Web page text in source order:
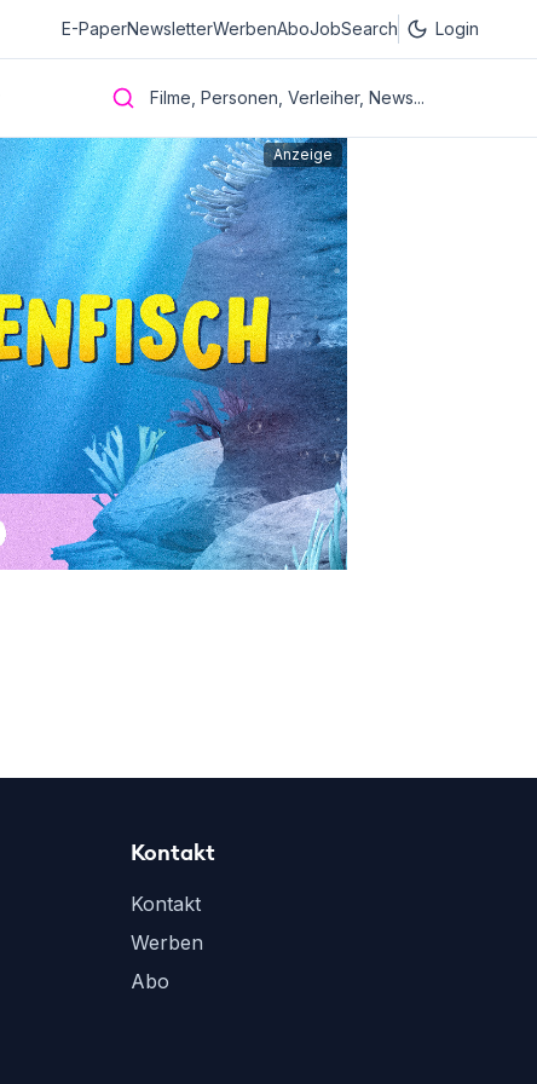
E-PaperNewsletterWerbenAboJobSearch Login
Filme, Personen, Verleiher, News...
Anzeige
Kontakt
Kontakt
Werben
Abo